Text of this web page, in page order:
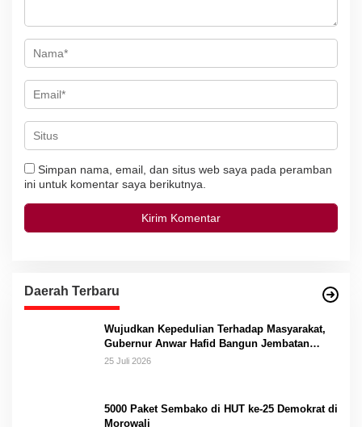
Simpan nama, email, dan situs web saya pada peramban
ini untuk komentar saya berikutnya.
Daerah Terbaru
Wujudkan Kepedulian Terhadap Masyarakat,
Gubernur Anwar Hafid Bangun Jembatan
Gantung Masungkang dengan Dana Pribadi
25 Juli 2026
5000 Paket Sembako di HUT ke-25 Demokrat di
Morowali